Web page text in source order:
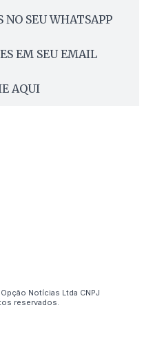
NO SEU WHATSAPP
EM SEU EMAIL
AQUI
Notícias Ltda CNPJ
reservados.